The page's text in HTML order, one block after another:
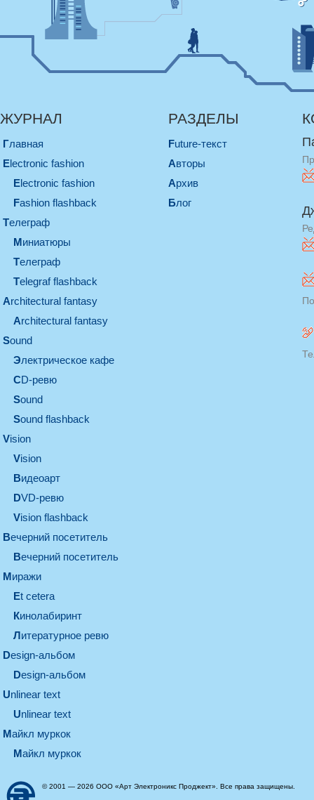
ЖУРНАЛ
Главная
electronic fashion
electronic fashion
Fashion flashback
телеграф
миниатюры
телеграф
Telegraf flashback
architectural fantasy
architectural fantasy
sound
электрическое кафе
CD-ревю
sound
Sound flashback
vision
vision
видеоарт
DVD-ревю
Vision flashback
вечерний посетитель
вечерний посетитель
миражи
et cetera
кинолабиринт
литературное ревю
design-альбом
design-альбом
unlinear text
Unlinear text
майкл муркок
майкл муркок
РАЗДЕЛЫ
Future-текст
Авторы
Архив
Блог
© 2001 — 2026 ООО «Арт Электроникс Проджект». Все права защищены.